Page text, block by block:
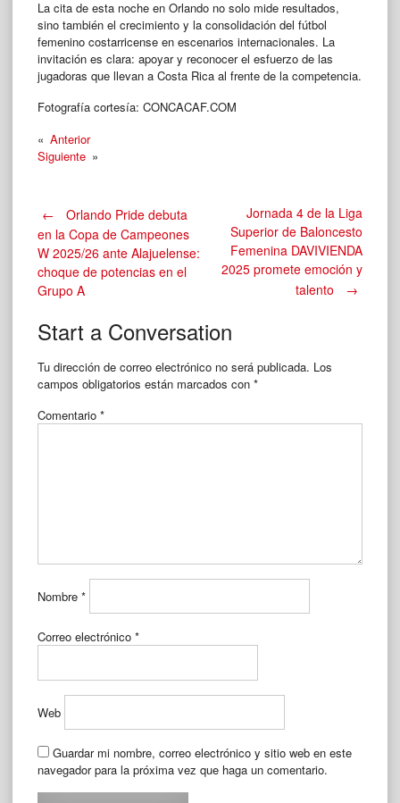
La cita de esta noche en Orlando no solo mide resultados,
sino también el crecimiento y la consolidación del fútbol
femenino costarricense en escenarios internacionales. La
invitación es clara: apoyar y reconocer el esfuerzo de las
jugadoras que llevan a Costa Rica al frente de la competencia.
Fotografía cortesía: CONCACAF.COM
« Anterior
Siguiente »
Post
navigation
←
Orlando Pride debuta
en la Copa de Campeones
W 2025/26 ante Alajuelense:
choque de potencias en el
Grupo A
Jornada 4 de la Liga
Superior de Baloncesto
Femenina DAVIVIENDA
2025 promete emoción y
talento
→
Start a Conversation
Tu dirección de correo electrónico no será publicada. Los
campos obligatorios están marcados con *
Comentario *
Nombre *
Correo electrónico *
Web
Guardar mi nombre, correo electrónico y sitio web en este
navegador para la próxima vez que haga un comentario.